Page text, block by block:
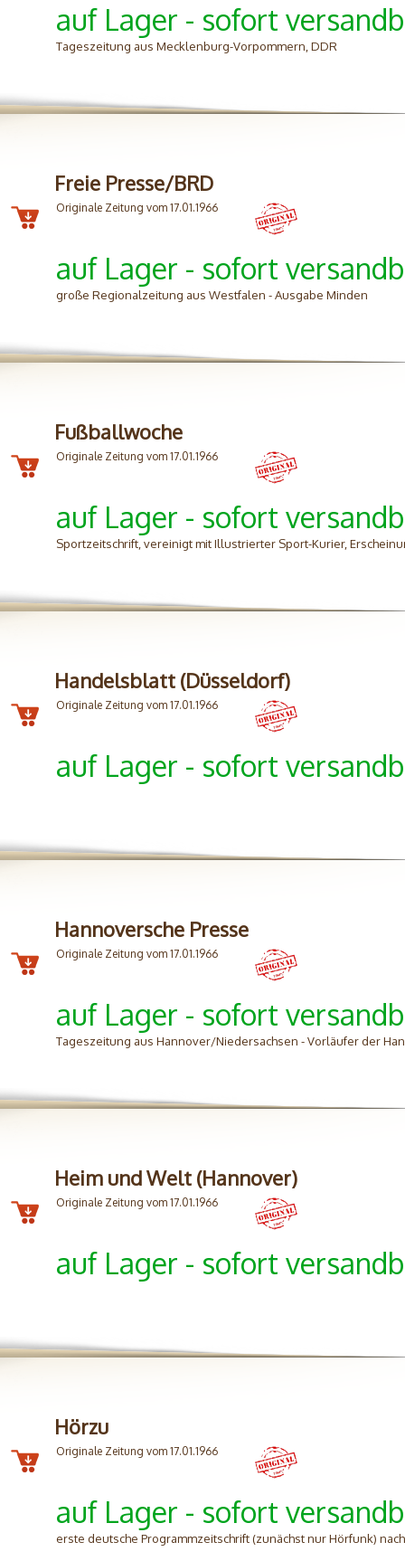
auf Lager - sofort
Tageszeitung aus Mecklenburg-Vorpommern, DDR
Freie Presse/BRD
Originale Zeitung vom 17.01.1966
auf Lager - sofort
große Regionalzeitung aus Westfalen - Ausgabe Minden
Fußballwoche
Originale Zeitung vom 17.01.1966
auf Lager - sofort
Sportzeitschrift, vereinigt mit Illustrierter Sport-Kurier,
Handelsblatt (Düsseldorf)
Originale Zeitung vom 17.01.1966
auf Lager - sofort
Hannoversche Presse
Originale Zeitung vom 17.01.1966
auf Lager - sofort
Tageszeitung aus Hannover/Niedersachsen - Vorläufer der
Heim und Welt (Hannover)
Originale Zeitung vom 17.01.1966
auf Lager - sofort
Hörzu
Originale Zeitung vom 17.01.1966
auf Lager - sofort
erste deutsche Programmzeitschrift (zunächst nur Hörfunk)